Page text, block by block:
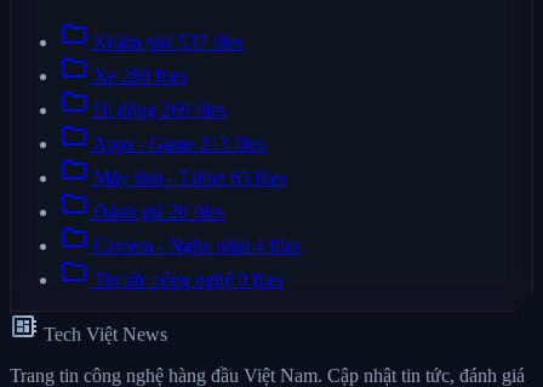
folder Khám phá 537 files
folder Xe 280 files
folder Di động 269 files
folder Apps - Game 213 files
folder Máy tính - Tablet 65 files
folder Đánh giá 20 files
folder Camera - Nghe nhìn 4 files
folder Tin tức công nghệ 0 files
developer_board Tech Việt News
Trang tin công nghệ hàng đầu Việt Nam. Cập nhật tin tức, đánh giá